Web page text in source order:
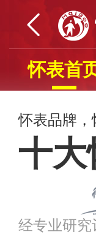
怀表首
怀表品牌
十大
经专业研究